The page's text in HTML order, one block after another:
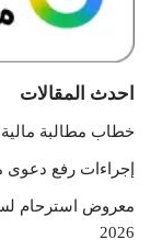
احدث المقالات
خطاب مطالبة مالية
إجراءات رفع دعوى
معروض استرحام
2026